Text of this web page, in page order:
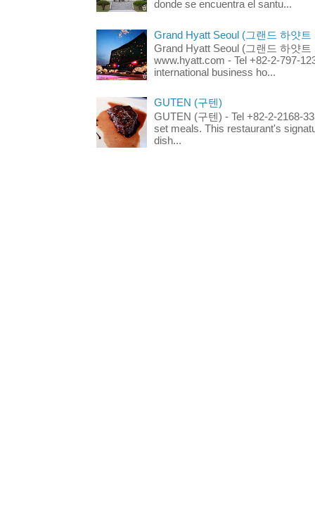
donde se encuentra el santu...
Grand Hyatt Seoul (그랜드 하얏트
Grand Hyatt Seoul (그랜드 하얏트
www.hyatt.com - Tel +82-2-797-
international business ho...
GUTEN (구텐)
GUTEN (구텐) - Tel +82-2-2168-
set meals. This restaurant's
dish...